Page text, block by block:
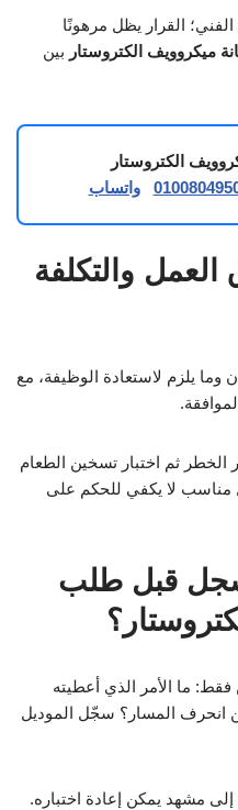
الفني؛ القرار يظل مرهونًا
ميكروويف الكتروستار بين
الكتروستار
واتساب
والتكلفة
وما يلزم لاستعادة الوظيفة، مع
ثم اختبار تسخين الطعام
مناسب لا يكفي للحكم على
قبل طلب
ما الأمر الذي أعطيته
انحرف المسار؟ سجّل الموديل
مشهد يمكن إعادة اختباره.